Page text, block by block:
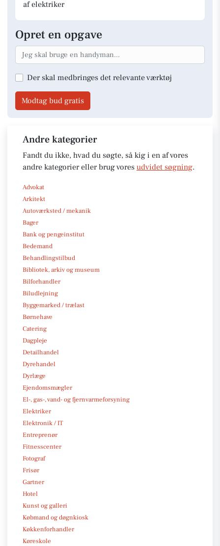
af elektriker
Opret en opgave
Der skal medbringes det relevante værktøj
Modtag bud gratis
Andre kategorier
Fandt du ikke, hvad du søgte, så kig i en af vores
andre kategorier eller brug vores udvidet søgning.
Advokat
Arkitekt
Autoværksted / mekanik
Bager
Bank og pengeinstitut
Bedemand
Behandlingstilbud
Bibliotek, arkiv og museum
Bilforhandler
Biludlejning
Byggemarked / trælast
Børnehave
Catering
Dagpleje
Detailhandel
Dyrehandel
Dyrlæge
Ejendomsmægler
El-, gas-, vand- og fjernvarmeforsyning
Elektriker
Elektronik / IT
Entreprenør
Fitnesscenter
Fotograf
Frisør
Gartner
Hotel
Kunst og galleri
Købmand og døgnkiosk
Køkkenforhandler
Køreskole